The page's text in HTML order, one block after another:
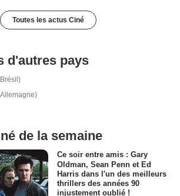
Toutes les actus Ciné
d'autres pays
de la semaine
Ce soir entre amis : Gary
Oldman, Sean Penn et Ed
Harris dans l'un des meilleurs
thrillers des années 90
injustement oublié !